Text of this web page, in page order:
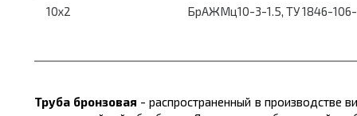
10x2 БрАЖМц10-3-1.5, ТУ 1846-
Труба бронзовая - распространенный в производстве